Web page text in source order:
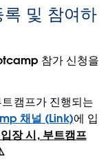
및 참여하
참가 신청을
캠프가 진행되는
채널 (Link)에 입
장 시, 부트캠프